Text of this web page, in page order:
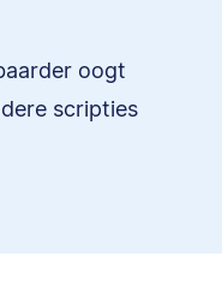
oogt
scripties